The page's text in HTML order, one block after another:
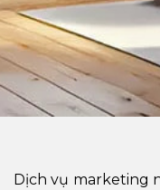
Dịch vụ marketing